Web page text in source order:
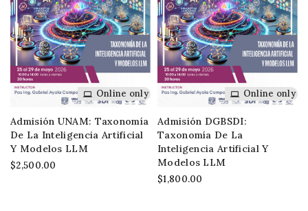
Online only
Admisión UNAM: Taxonomía
De La Inteligencia Artificial
Y Modelos LLM
$2,500.00
Online only
Admisión DGBSDI:
Taxonomía De La
Inteligencia Artificial Y
Modelos LLM
$1,800.00